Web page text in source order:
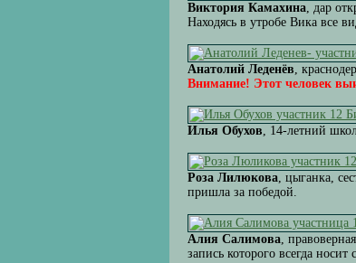
Виктория Камахина, дар
Находясь в утробе Вика все
Анатолий Леденёв,
Внимание! Этот человек
Илья Обухов, 14-летний
Роза Лилюкова, цыганка,
пришла за победой.
Алия Салимова,
запись которого всегда носит